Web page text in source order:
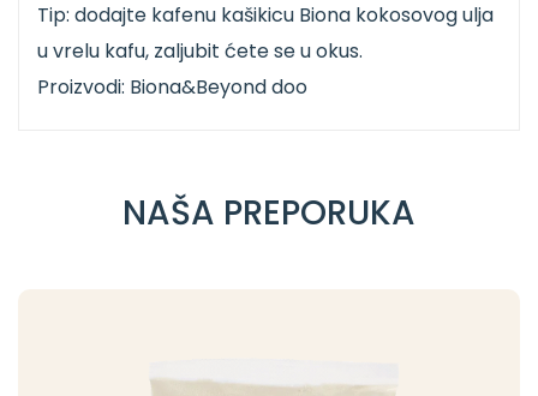
Tip: dodajte kafenu kašikicu Biona kokosovog ulja
u vrelu kafu, zaljubit ćete se u okus.
Proizvodi: Biona&Beyond doo
NAŠA PREPORUKA